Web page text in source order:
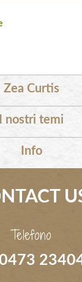
Zea Curtis
I nostri temi
Info
Telefono